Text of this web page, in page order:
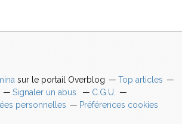
sur le portail Overblog
Top articles
Signaler un abus
C.G.U.
personnelles
Préférences cookies